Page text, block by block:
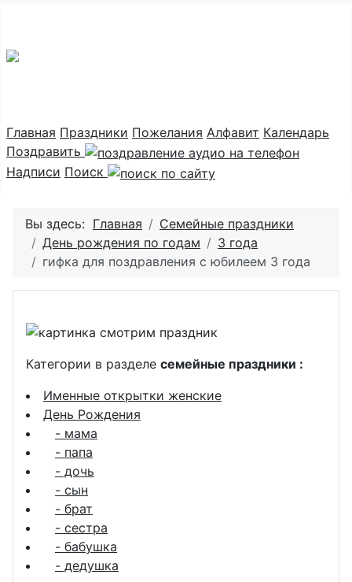
Главная Праздники Пожелания Алфавит Календарь
Поздравить
Надписи Поиск
Вы здесь: Главная
Семейные праздники
День рождения по годам
3 года
гифка для поздравления с юбилеем 3 года
Категории в разделе семейные праздники :
Именные открытки женские
День Рождения
- мама
- папа
- дочь
- сын
- брат
- сестра
- бабушка
- дедушка